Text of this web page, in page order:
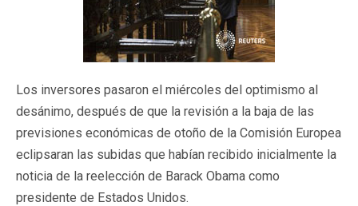
Los inversores pasaron el miércoles del optimismo al
desánimo, después de que la revisión a la baja de las
previsiones económicas de otoño de la Comisión Europea
eclipsaran las subidas que habían recibido inicialmente la
noticia de la reelección de Barack Obama como
presidente de Estados Unidos.